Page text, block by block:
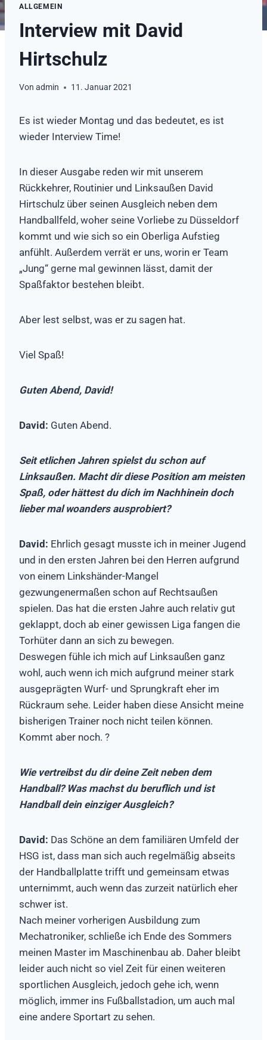
ALLGEMEIN
Interview mit David
Hirtschulz
Von admin 11. Januar 2021
Es ist wieder Montag und das bedeutet, es ist
wieder Interview Time!
In dieser Ausgabe reden wir mit unserem
Rückkehrer, Routinier und Linksaußen David
Hirtschulz über seinen Ausgleich neben dem
Handballfeld, woher seine Vorliebe zu Düsseldorf
kommt und wie sich so ein Oberliga Aufstieg
anfühlt. Außerdem verrät er uns, worin er Team
„Jung“ gerne mal gewinnen lässt, damit der
Spaßfaktor bestehen bleibt.
Aber lest selbst, was er zu sagen hat.
Viel Spaß!
Guten Abend, David!
David: Guten Abend.
Seit etlichen Jahren spielst du schon auf
Linksaußen. Macht dir diese Position am meisten
Spaß, oder hättest du dich im Nachhinein doch
lieber mal woanders ausprobiert?
David: Ehrlich gesagt musste ich in meiner Jugend
und in den ersten Jahren bei den Herren aufgrund
von einem Linkshänder-Mangel
gezwungenermaßen schon auf Rechtsaußen
spielen. Das hat die ersten Jahre auch relativ gut
geklappt, doch ab einer gewissen Liga fangen die
Torhüter dann an sich zu bewegen.
Deswegen fühle ich mich auf Linksaußen ganz
wohl, auch wenn ich mich aufgrund meiner stark
ausgeprägten Wurf- und Sprungkraft eher im
Rückraum sehe. Leider haben diese Ansicht meine
bisherigen Trainer noch nicht teilen können.
Kommt aber noch. ?
Wie vertreibst du dir deine Zeit neben dem
Handball? Was machst du beruflich und ist
Handball dein einziger Ausgleich?
David: Das Schöne an dem familiären Umfeld der
HSG ist, dass man sich auch regelmäßig abseits
der Handballplatte trifft und gemeinsam etwas
unternimmt, auch wenn das zurzeit natürlich eher
schwer ist.
Nach meiner vorherigen Ausbildung zum
Mechatroniker, schließe ich Ende des Sommers
meinen Master im Maschinenbau ab. Daher bleibt
leider auch nicht so viel Zeit für einen weiteren
sportlichen Ausgleich, jedoch gehe ich, wenn
möglich, immer ins Fußballstadion, um auch mal
eine andere Sportart zu sehen.